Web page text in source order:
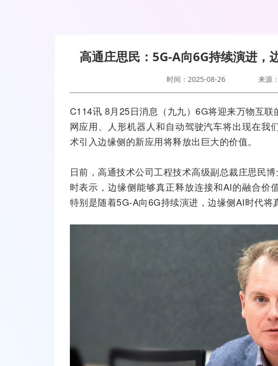
高通庄思民：5G-A向6G持续演进，
时间：2025-08-26 来源
C114讯 8月25日消息（九九）6G将迎来万物互联
网应用、人形机器人和自动驾驶汽车将出现在我
术引入边缘侧的新应用将释放出巨大的价值。
日前， 高通技术公司工程技术高级副总裁庄思民
时表示，边缘侧能够真正释放连接和AI的融合价
特别是随着5G-A向6G持续演进，边缘侧AI时代将